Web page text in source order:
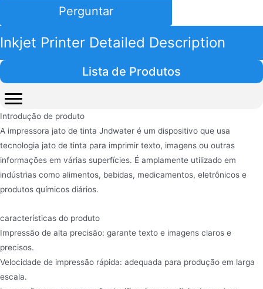
Perguntar
Inkjet Printer Detailed Description
Introdução de produto
A impressora jato de tinta Jndwater é um dispositivo que usa
tecnologia jato de tinta para imprimir texto, imagens ou outras
informações em várias superfícies. É amplamente utilizado em
indústrias como alimentos, bebidas, medicamentos, eletrônicos e
produtos químicos diários.
características do produto
Impressão de alta precisão: garante texto e imagens claros e
precisos.
Velocidade de impressão rápida: adequada para produção em larga
escala.
Lista de Produtos